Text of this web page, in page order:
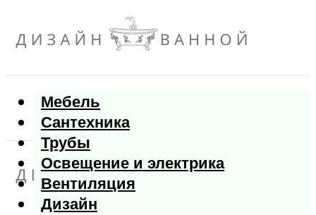
Мебель
Сантехника
Трубы
Освещение и электрика
Вентиляция
Дизайн